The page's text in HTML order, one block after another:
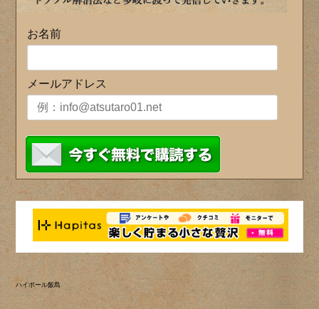
お名前
メールアドレス
ハイボール飯島